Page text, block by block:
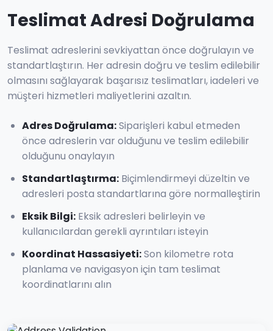
Teslimat Adresi Doğrulama
Teslimat adreslerini sevkiyattan önce doğrulayın ve
standartlaştırın. Her adresin doğru ve teslim edilebilir
olmasını sağlayarak başarısız teslimatları, iadeleri ve
müşteri hizmetleri maliyetlerini azaltın.
Adres Doğrulama:Siparişleri kabul etmeden
önce adreslerin var olduğunu ve teslim edilebilir
olduğunu onaylayın
Standartlaştırma: Biçimlendirmeyi düzeltin ve
adresleri posta standartlarına göre normalleştirin
Eksik Bilgi: Eksik adresleri belirleyin ve
kullanıcılardan gerekli ayrıntıları isteyin
Koordinat Hassasiyeti:Son kilometre rota
planlama ve navigasyon için tam teslimat
koordinatlarını alın